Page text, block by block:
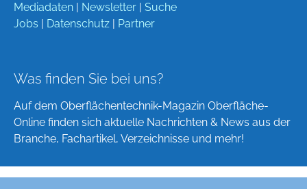
Mediadaten
Newsletter
Suche
Jobs
Datenschutz Partner
Was finden Sie bei uns?
Auf dem Oberflächentechnik-Magazin Oberfläche-
Online finden sich aktuelle Nachrichten & News aus der
Branche, Fachartikel, Verzeichnisse und mehr!